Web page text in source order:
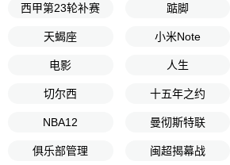
西甲第23轮补赛 踮脚
天蝎座 小米Note
电影 人生
切尔西 十五年之约
NBA12 曼彻斯特联
俱乐部管理 闽超揭幕战